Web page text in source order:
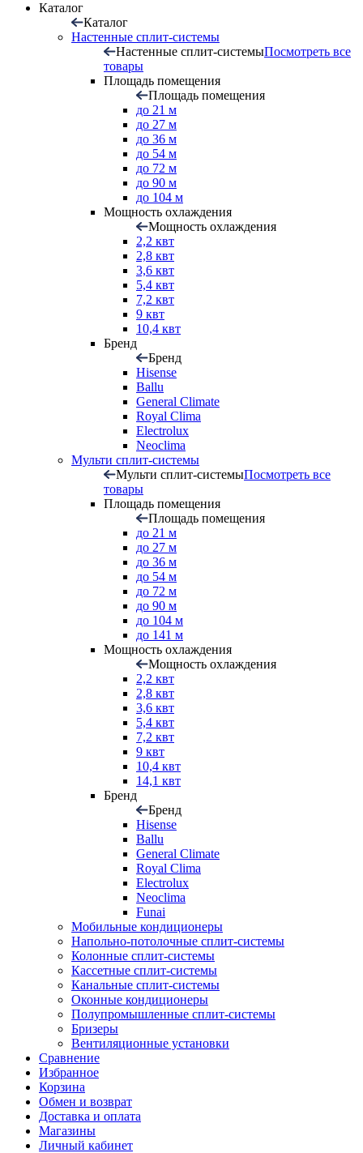
Каталог
Каталог
Настенные сплит-системы
Настенные сплит-системыПосмотреть все
товары
Площадь помещения
Площадь помещения
до 21 м
до 27 м
до 36 м
до 54 м
до 72 м
до 90 м
до 104 м
Мощность охлаждения
Мощность охлаждения
2,2 квт
2,8 квт
3,6 квт
5,4 квт
7,2 квт
9 квт
10,4 квт
Бренд
Бренд
Hisense
Ballu
General Climate
Royal Clima
Electrolux
Neoclima
Мульти сплит-системы
Мульти сплит-системыПосмотреть все
товары
Площадь помещения
Площадь помещения
до 21 м
до 27 м
до 36 м
до 54 м
до 72 м
до 90 м
до 104 м
до 141 м
Мощность охлаждения
Мощность охлаждения
2,2 квт
2,8 квт
3,6 квт
5,4 квт
7,2 квт
9 квт
10,4 квт
14,1 квт
Бренд
Бренд
Hisense
Ballu
General Climate
Royal Clima
Electrolux
Neoclima
Funai
Мобильные кондиционеры
Напольно-потолоч​ные ​сплит-системы
Колонные ​​сплит-системы
Кассетные сплит-системы
Канальные сплит-системы
Оконные кондиционеры
Полупромышленные сплит-системы
Бризеры
Вентиляционные установки
Сравнение
Избранное
Корзина
Обмен и возврат
Доставка и оплата
Магазины
Личный кабинет